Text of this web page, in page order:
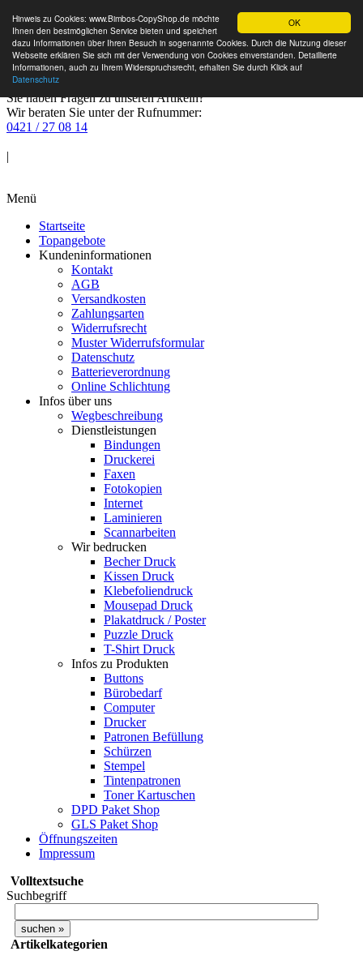
OK
Hinweis zu Cookies: www.Bimbos-CopyShop.de möchte
Ihnen den bestmöglichen Service bieten und speichert
dazu Informationen über Ihren Besuch in sogenannte Cookies. Durch die Nutzung dieser
Webseite erklären Sie sich mit der Verwendung von Cookies einverstanden. Detaillierte
Informationen, auch zu Ihrem Widerspruchsrecht, erhalten Sie durch Klick auf
Datenschutz
Sie haben Fragen zu unseren Artikeln?
Wir beraten Sie unter der Rufnummer:
0421 / 27 08 14
|
Menü
Startseite
Topangebote
Kundeninformationen
Kontakt
AGB
Versandkosten
Zahlungsarten
Widerrufsrecht
Muster Widerrufsformular
Datenschutz
Batterieverordnung
Online Schlichtung
Infos über uns
Wegbeschreibung
Dienstleistungen
Bindungen
Druckerei
Faxen
Fotokopien
Internet
Laminieren
Scannarbeiten
Wir bedrucken
Becher Druck
Kissen Druck
Klebefoliendruck
Mousepad Druck
Plakatdruck / Poster
Puzzle Druck
T-Shirt Druck
Infos zu Produkten
Buttons
Bürobedarf
Computer
Drucker
Patronen Befüllung
Schürzen
Stempel
Tintenpatronen
Toner Kartuschen
DPD Paket Shop
GLS Paket Shop
Öffnungszeiten
Impressum
Volltextsuche
Suchbegriff
Artikelkategorien